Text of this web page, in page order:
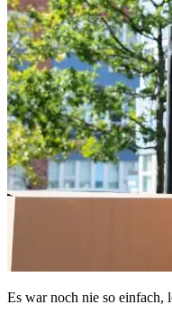
Es war noch nie so einfach,